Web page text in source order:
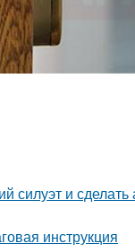
силуэт и
инструкция